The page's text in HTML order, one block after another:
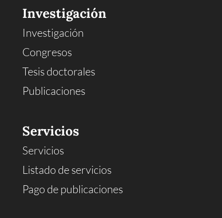
Investigación
Investigación
Congresos
Tesis doctorales
Publicaciones
Servicios
Servicios
Listado de servicios
Pago de publicaciones